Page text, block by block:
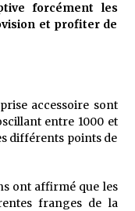
la tête est vide
forcément les
et profiter de
accessoire sont
entre 1000 et
différents points de
ont affirmé que les
franges de la